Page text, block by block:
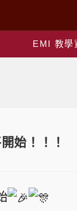
EMI 教學
始！！！